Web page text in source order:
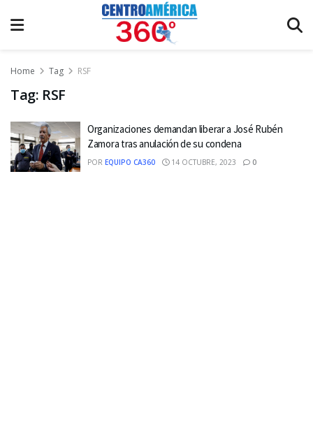
Home Tag RSF
Tag: RSF
Organizaciones demandan liberar a José Rubén
Zamora tras anulación de su condena
POR EQUIPO CA360 14 OCTUBRE, 2023 0